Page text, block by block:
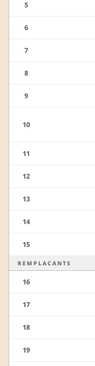
5
6
7
8
9
10
11
12
13
14
15
REMPLACANTS
16
17
18
19